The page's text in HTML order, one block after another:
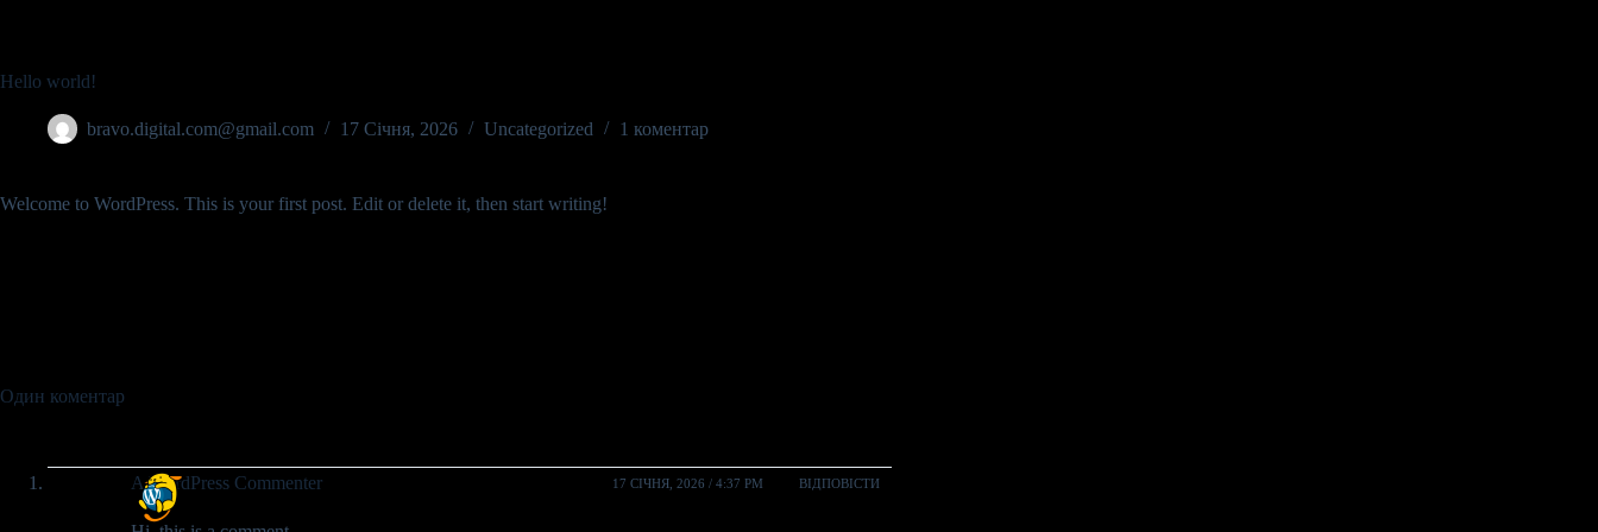
Hello world!
bravo.digital.com@gmail.com 17 Січня, 2026 Uncategorized 1 коментар
Welcome to WordPress. This is your first post. Edit or delete it, then start writing!
Один коментар
A WordPress Commenter 17 СІЧНЯ, 2026 / 4:37 PM ВІДПОВІСТИ